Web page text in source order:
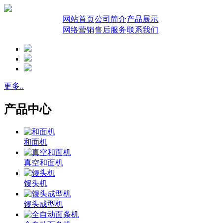
网站首页公司简介产品展示
网络营销售后服务联系我们
更多..
产品中心
和面机
真空和面机
馒头机
馒头成型机